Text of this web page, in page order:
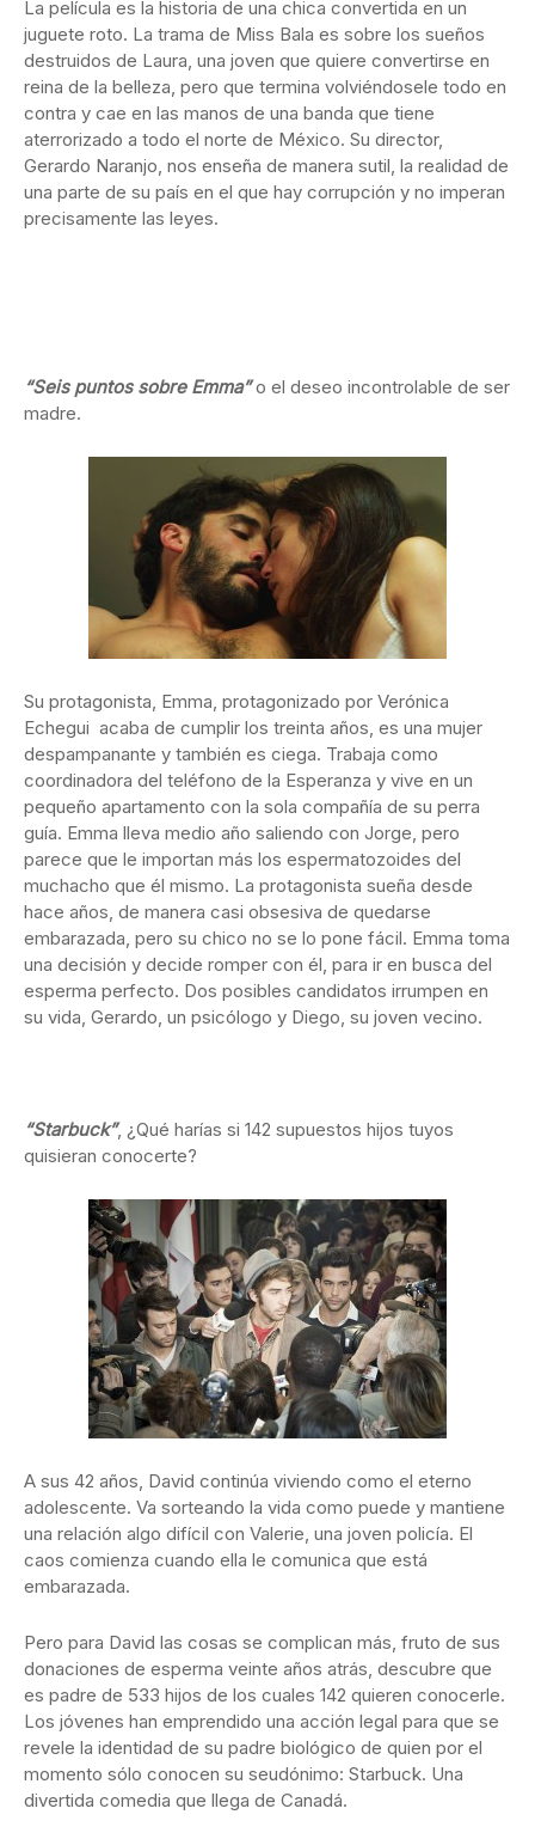
La película es la historia de una chica convertida en un
juguete roto. La trama de Miss Bala es sobre los sueños
destruidos de Laura, una joven que quiere convertirse en
reina de la belleza, pero que termina volviéndosele todo en
contra y cae en las manos de una banda que tiene
aterrorizado a todo el norte de México. Su director,
Gerardo Naranjo, nos enseña de manera sutil, la realidad de
una parte de su país en el que hay corrupción y no imperan
precisamente las leyes.
“Seis puntos sobre Emma”o el deseo incontrolable de ser
madre.
Su protagonista, Emma, protagonizado por Verónica
Echegui acaba de cumplir los treinta años, es una mujer
despampanante y también es ciega. Trabaja como
coordinadora del teléfono de la Esperanza y vive en un
pequeño apartamento con la sola compañía de su perra
guía. Emma lleva medio año saliendo con Jorge, pero
parece que le importan más los espermatozoides del
muchacho que él mismo. La protagonista sueña desde
hace años, de manera casi obsesiva de quedarse
embarazada, pero su chico no se lo pone fácil. Emma toma
una decisión y decide romper con él, para ir en busca del
esperma perfecto. Dos posibles candidatos irrumpen en
su vida, Gerardo, un psicólogo y Diego, su joven vecino.
“Starbuck”, ¿Qué harías si 142 supuestos hijos tuyos
quisieran conocerte?
A sus 42 años, David continúa viviendo como el eterno
adolescente. Va sorteando la vida como puede y mantiene
una relación algo difícil con Valerie, una joven policía. El
caos comienza cuando ella le comunica que está
embarazada.
Pero para David las cosas se complican más, fruto de sus
donaciones de esperma veinte años atrás, descubre que
es padre de 533 hijos de los cuales 142 quieren conocerle.
Los jóvenes han emprendido una acción legal para que se
revele la identidad de su padre biológico de quien por el
momento sólo conocen su seudónimo: Starbuck. Una
divertida comedia que llega de Canadá.